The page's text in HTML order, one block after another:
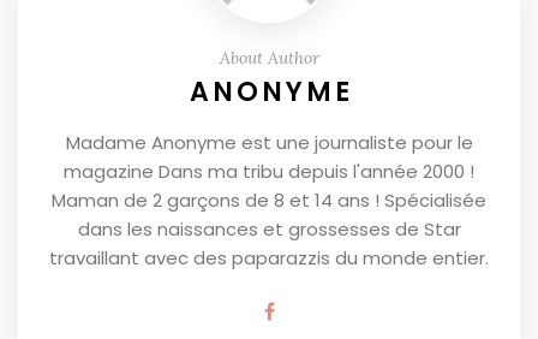
About Author
ANONYME
Madame Anonyme est une journaliste pour le
magazine Dans ma tribu depuis l'année 2000 !
Maman de 2 garçons de 8 et 14 ans ! Spécialisée
dans les naissances et grossesses de Star
travaillant avec des paparazzis du monde entier.